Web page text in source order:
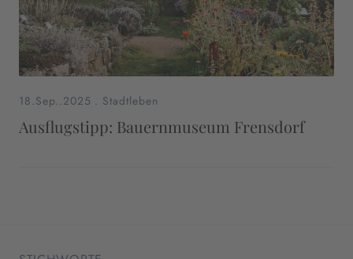
18.Sep..2025 . Stadtleben
Ausflugstipp: Bauernmuseum Frensdorf